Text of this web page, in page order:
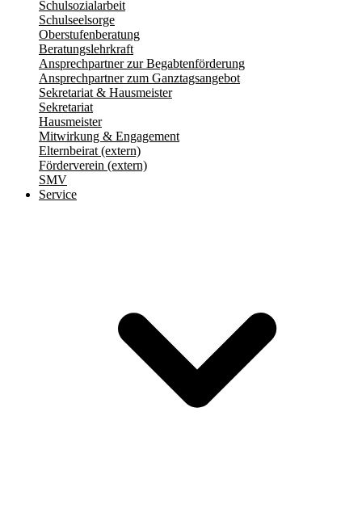
Schulsozialarbeit
Schulseelsorge
Oberstufenberatung
Beratungslehrkraft
Ansprechpartner zur Begabtenförderung
Ansprechpartner zum Ganztagsangebot
Sekretariat & Hausmeister
Sekretariat
Hausmeister
Mitwirkung & Engagement
Elternbeirat (extern)
Förderverein (extern)
SMV
Service